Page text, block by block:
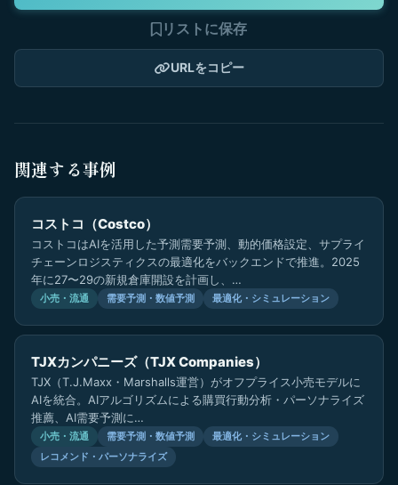
リストに保存
URLをコピー
関連する事例
コストコ（Costco）
コストコはAIを活用した予測需要予測、動的価格設定、サプライ
チェーンロジスティクスの最適化をバックエンドで推進。2025
年に27〜29の新規倉庫開設を計画し、…
小売・流通 需要予測・数値予測 最適化・シミュレーション
TJXカンパニーズ（TJX Companies）
TJX（T.J.Maxx・Marshalls運営）がオフプライス小売モデルに
AIを統合。AIアルゴリズムによる購買行動分析・パーソナライズ
推薦、AI需要予測に…
小売・流通 需要予測・数値予測
最適化・シミュレーション
レコメンド・パーソナライズ